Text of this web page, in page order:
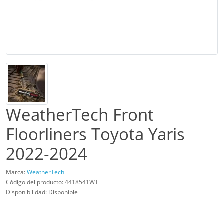
WeatherTech Front
Floorliners Toyota Yaris
2022-2024
Marca:WeatherTech
Código del producto: 4418541WT
Disponibilidad: Disponible